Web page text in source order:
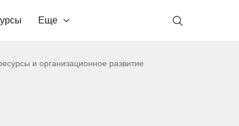
Еще
и организационное развитие